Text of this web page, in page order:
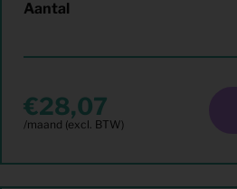
Aantal
28,07